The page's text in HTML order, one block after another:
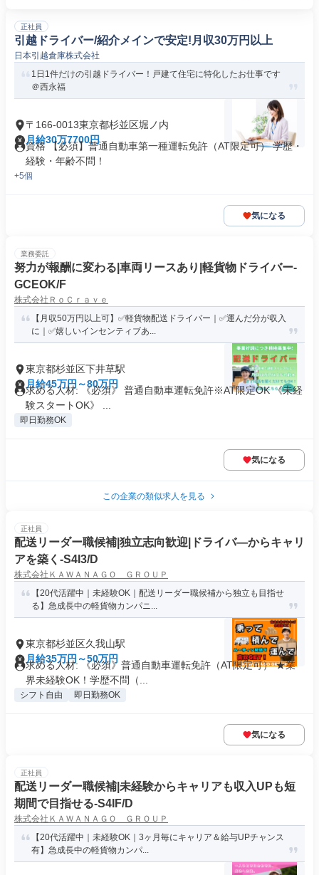
正社員
引越ドライバー/紹介メインで安定!月収30万円以上
日本引越倉庫株式会社
1日1件だけの引越ドライバー！戸建て住宅に特化したお仕事です
＠西永福
〒166-0013東京都杉並区堀ノ内
月給30万7700円
資格 【必須】普通自動車第一種運転免許（AT限定可） 学歴・
経験・年齢不問！
+5個
気になる
業務委託
努力が報酬に変わる|車両リースあり|軽貨物ドライバー-
GCEOK/F
株式会社ＲｏＣｒａｖｅ
【月収50万円以上可】✅軽貨物配送ドライバー｜✅運んだ分が収入
に｜✅嬉しいインセンティブあ...
東京都杉並区下井草駅
月給45万円～80万円
求める人材: 《必須》 普通自動車運転免許※AT限定OK 《未経
験スタートOK》 ...
即日勤務OK
気になる
この企業の類似求人を見る
正社員
配送リーダー職候補|独立志向歓迎|ドライバ―からキャリ
アを築く-S4I3/D
株式会社ＫＡＷＡＮＡＧＯ ＧＲＯＵＰ
【20代活躍中｜未経験OK｜配送リーダー職候補から独立も目指せ
る】急成長中の軽貨物カンパニ...
東京都杉並区久我山駅
月給35万円～50万円
求める人材: 《必須》普通自動車運転免許（AT限定可） ★業
界未経験OK！学歴不問（...
シフト自由 即日勤務OK
気になる
正社員
配送リーダー職候補|未経験からキャリアも収入UPも短
期間で目指せる-S4IF/D
株式会社ＫＡＷＡＮＡＧＯ ＧＲＯＵＰ
【20代活躍中｜未経験OK｜3ヶ月毎にキャリア＆給与UPチャンス
有】急成長中の軽貨物カンパ...